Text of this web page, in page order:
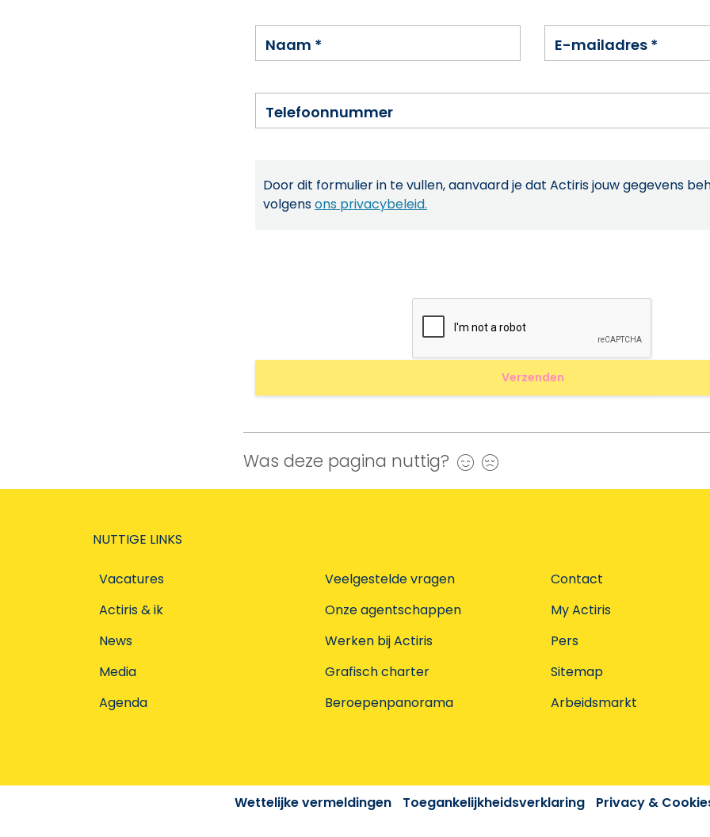
Naam * E-mailadres *
Telefoonnummer
Door dit formulier in te vullen, aanvaard je dat Actiris jouw gegevens
volgensons privacybeleid.
Was deze pagina nuttig? Ja
NUTTIGE LINKS
Vacatures
Actiris & ik
News
Media
Agenda
Veelgestelde vragen
Onze agentschappen
Werken bij Actiris
Grafisch charter
Beroepenpanorama
Contact
My Actiris
Pers
Sitemap
Arbeidsmarkt
Wettelijke vermeldingen Toegankelijkheidsverklaring Privacy &